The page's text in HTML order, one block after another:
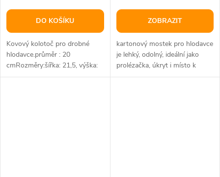
DO KOŠÍKU
Kovový kolotoč pro drobné
hlodavce.průměr : 20
cmRozměry:šířka: 21,5, výška:
24, délka: 15,5 cmB2B : balení
ZOBRAZIT
kartonový mostek pro hlodavce
je lehký, odolný, ideální jako
prolézačka, úkryt i místo k
odpočinku umožňuje snadné...